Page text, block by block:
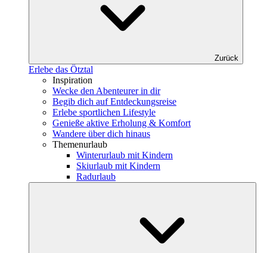
Zurück
Erlebe das Ötztal
Inspiration
Wecke den Abenteurer in dir
Begib dich auf Entdeckungsreise
Erlebe sportlichen Lifestyle
Genieße aktive Erholung & Komfort
Wandere über dich hinaus
Themenurlaub
Winterurlaub mit Kindern
Skiurlaub mit Kindern
Radurlaub